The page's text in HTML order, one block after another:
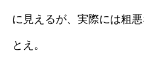
に見えるが、実際には粗
とえ。